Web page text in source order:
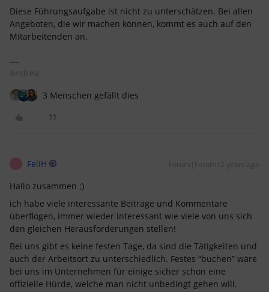
Diese Führungsaufgabe ist nicht zu unterschätzen. Bei allen
Angeboten, die wir machen können, kommt es auch auf den
Mitarbeitenden an.
Andrea
3 Menschen gefällt dies
FeliH Forum|Forum|2 years ago
Hallo zusammen :)
ich habe viele interessante Beiträge und Kommentare
überflogen, immer wieder interessant wie viele von uns sich
den gleichen Herausforderungen stellen!
Bei uns gibt es keine festen Tage, da sind die Tätigkeiten und
auch der Arbeitsort zu unterschiedlich. Festes “buchen” wäre
bei uns im Unternehmen für einige sicher schon eine
offizielle Hürde, welche man nicht unbedingt gehen will.